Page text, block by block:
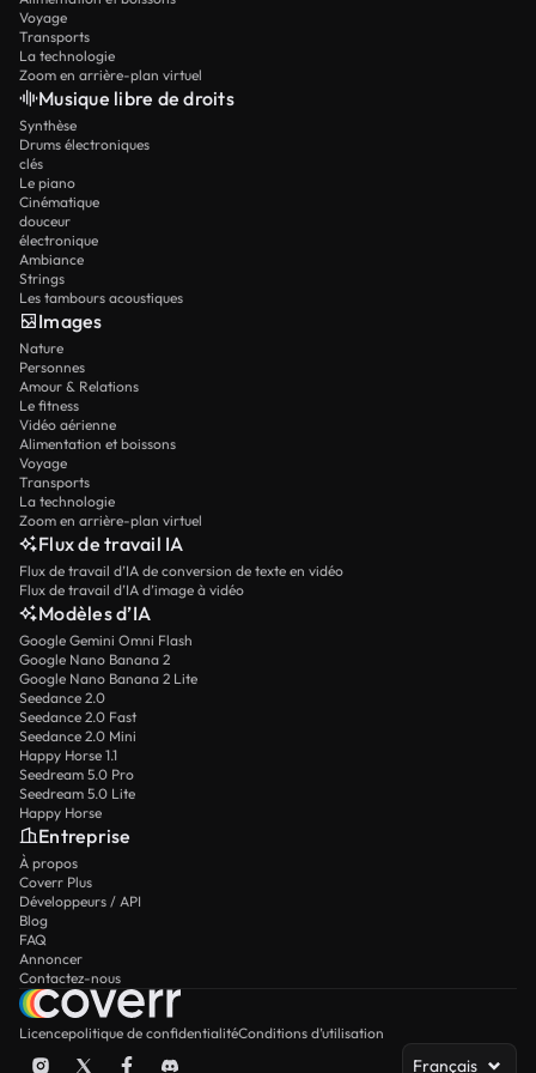
Voyage
Transports
La technologie
Zoom en arrière-plan virtuel
Musique libre de droits
Synthèse
Drums électroniques
clés
Le piano
Cinématique
douceur
électronique
Ambiance
Strings
Les tambours acoustiques
Images
Nature
Personnes
Amour & Relations
Le fitness
Vidéo aérienne
Alimentation et boissons
Voyage
Transports
La technologie
Zoom en arrière-plan virtuel
Flux de travail IA
Flux de travail d’IA de conversion de texte en vidéo
Flux de travail d’IA d’image à vidéo
Modèles d’IA
Google Gemini Omni Flash
Google Nano Banana 2
Google Nano Banana 2 Lite
Seedance 2.0
Seedance 2.0 Fast
Seedance 2.0 Mini
Happy Horse 1.1
Seedream 5.0 Pro
Seedream 5.0 Lite
Happy Horse
Entreprise
À propos
Coverr Plus
Développeurs / API
Blog
FAQ
Annoncer
Contactez-nous
Licencepolitique de confidentialitéConditions d’utilisation
Français